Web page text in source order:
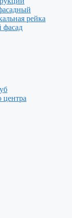
рейка
фасад
центра